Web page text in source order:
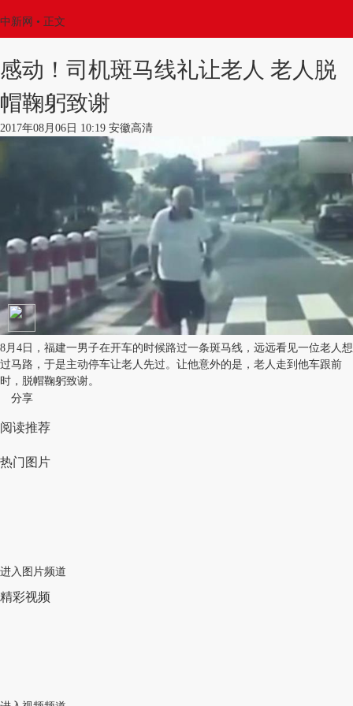
中新网 • 正文
感动！司机斑马线礼让老人 老人脱
帽鞠躬致谢
2017年08月06日 10:19 安徽高清
8月4日，福建一男子在开车的时候路过一条斑马线，远远看见一位老人想
过马路，于是主动停车让老人先过。让他意外的是，老人走到他车跟前
时，脱帽鞠躬致谢。
分享
阅读推荐
热门图片
进入图片频道
精彩视频